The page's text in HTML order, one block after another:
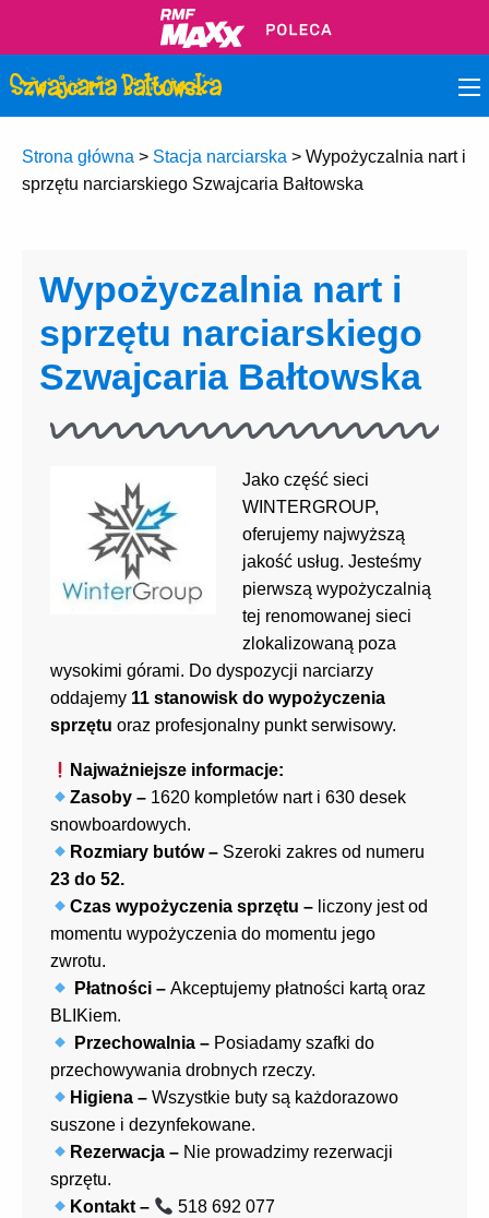
Strona główna > Stacja narciarska > Wypożyczalnia nart i
sprzętu narciarskiego Szwajcaria Bałtowska
Wypożyczalnia nart i
sprzętu narciarskiego
Szwajcaria Bałtowska
Jako część sieci
WINTERGROUP,
oferujemy najwyższą
jakość usług. Jesteśmy
pierwszą wypożyczalnią
tej renomowanej sieci
zlokalizowaną poza
wysokimi górami. Do dyspozycji narciarzy
oddajemy 11 stanowisk do wypożyczenia
sprzętu oraz profesjonalny punkt serwisowy.
Najważniejsze informacje:
Zasoby – 1620 kompletów nart i 630 desek
snowboardowych.
Rozmiary butów – Szeroki zakres od numeru
23 do 52.
Czas wypożyczenia sprzętu – liczony jest od
momentu wypożyczenia do momentu jego
zwrotu.
Płatności – Akceptujemy płatności kartą oraz
BLIKiem.
Przechowalnia – Posiadamy szafki do
przechowywania drobnych rzeczy.
Higiena – Wszystkie buty są każdorazowo
suszone i dezynfekowane.
Rezerwacja – Nie prowadzimy rezerwacji
sprzętu.
Kontakt –
518 692 077